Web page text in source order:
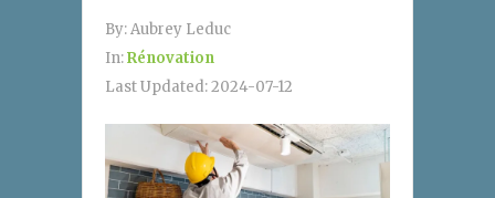
By:Aubrey Leduc
In:Rénovation
Last Updated:2024-07-12